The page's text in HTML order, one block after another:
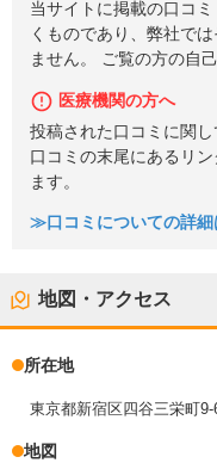
当サイトに掲載の口コ
くものであり、弊社で
ません。 ご覧の方の自
医療機関の方へ
投稿された口コミに関
口コミの末尾にあるリ
ます。
≫口コミについての詳細
地図・アクセス
所在地
東京都新宿区四谷三栄町
地図